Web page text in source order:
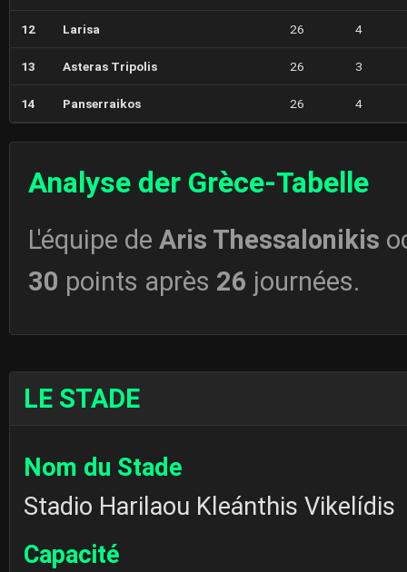
12 Larisa 26 4
13 Asteras Tripolis 26 3
14 Panserraikos 26 4
Analyse der Grèce-Tabelle
L'équipe de Aris Thessalonikis
30 points après 26 journées.
LE STADE
Nom du Stade
Stadio Harilaou Kleánthis Vikelídis
Capacité